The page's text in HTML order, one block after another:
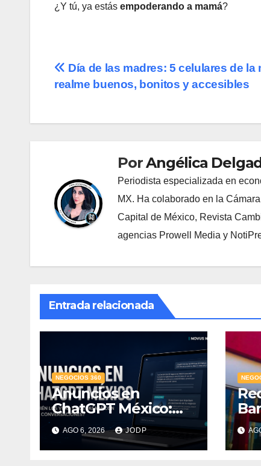
¿Y tú, ya estás empoderando a mamá?
Navegación
entradas
Día de las madres: 5 celulares de la
realme buenos, bonitos y accesibles
PorAngélica
Periodista especializada en
MX. Ha colaborado en la
Capital de México, Revista
agencias Prowell Media y
Entrada relacionada
NEGOCIOS 360
Anuncios en
ChatGPT México:
¿quién los verá y
qué pasará con las
conversaciones?
AGO 6, 2026 JODP